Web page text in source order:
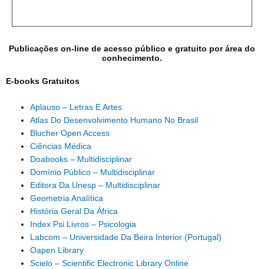
Publicações on-line de acesso público e gratuito por área do
conhecimento.
E-books Gratuitos
Aplauso – Letras E Artes
Atlas Do Desenvolvimento Humano No Brasil
Blucher Open Access
Ciências Médica
Doabooks – Multidisciplinar
Domínio Público – Multidisciplinar
Editora Da Unesp – Multidisciplinar
Geometria Analítica
História Geral Da África
Index Psi Livros – Psicologia
Labcom – Universidade Da Beira Interior (Portugal)
Oapen Library
Scielo – Scientific Electronic Library Online